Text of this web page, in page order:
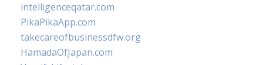
intelligenceqatar.com
PikaPikaApp.com
takecareofbusinessdfw.org
HamadaOfJapan.com